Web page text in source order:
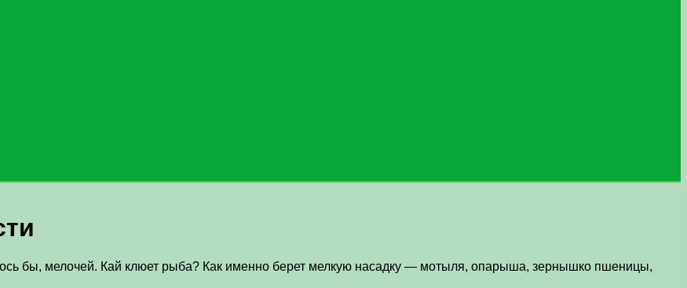
бы, мелочей. Кай клюет рыба? Как именно берет мелкую насадку — мотыля, опарыша, зернышко пшеницы,